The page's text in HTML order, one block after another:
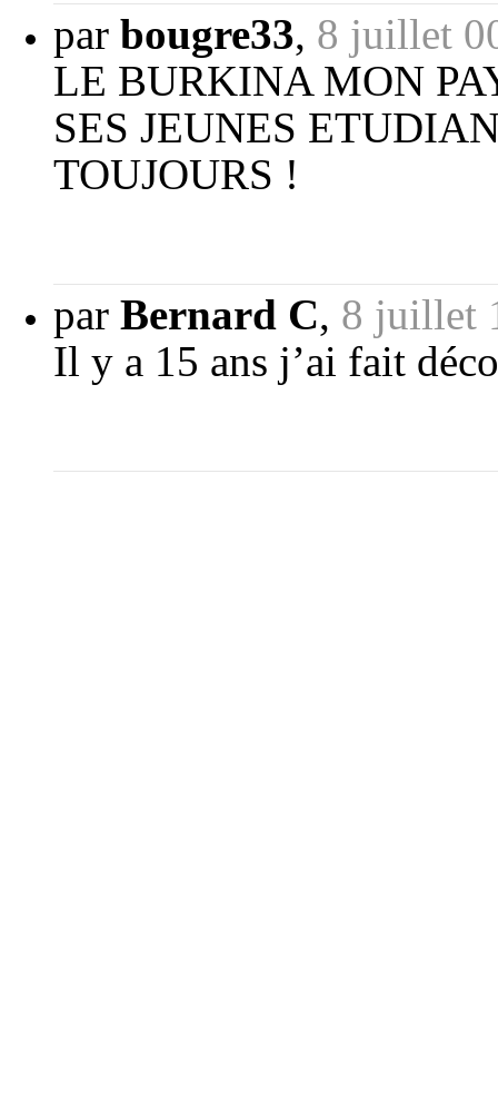
par bougre33, 8 juillet
LE BURKINA MON
SES JEUNES
TOUJOURS !
par Bernard C, 8 juillet
Il y a 15 ans j’ai fait